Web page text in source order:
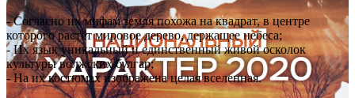
- Согласно их мифам земля похожа на квадрат, в центре
которого растёт мировое дерево, держащее небеса;
- Их язык уникальный и единственный живой осколок
культуры волжских булгар;
- На их костюмах изображена целая вселенная.